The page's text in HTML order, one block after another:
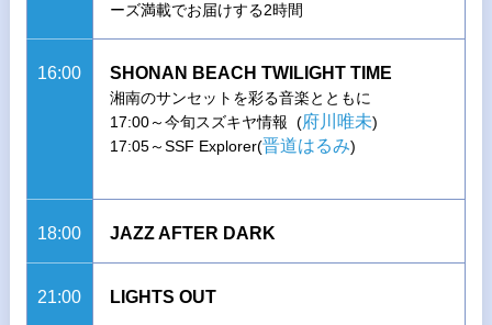
ーズ満載でお届けする2時間
16:00 SHONAN BEACH TWILIGHT TIME
湘南のサンセットを彩る音楽とともに
17:00～今旬スズキヤ情報 (府川唯未)
17:05～SSF Explorer(晋道はるみ)
18:00 JAZZ AFTER DARK
21:00 LIGHTS OUT